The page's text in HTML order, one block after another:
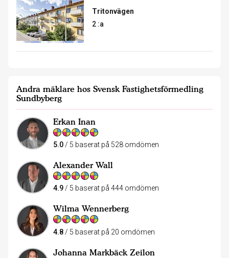
Tritonvägen
2 :a
Andra mäklare hos Svensk Fastighetsförmedling
Sundbyberg
Erkan Inan
5.0 / 5 baserat på 528 omdömen
Alexander Wall
4.9/ 5 baserat på 444 omdömen
Wilma Wennerberg
4.8 / 5 baserat på 20 omdömen
Johanna Markbäck Zeilon